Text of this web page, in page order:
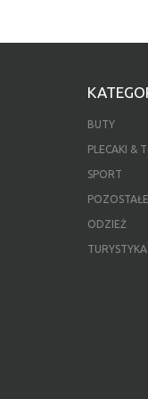
BUTY
PLECAKI &
SPORT
POZOSTAŁE
ODZIEŻ
TURYSTYKA